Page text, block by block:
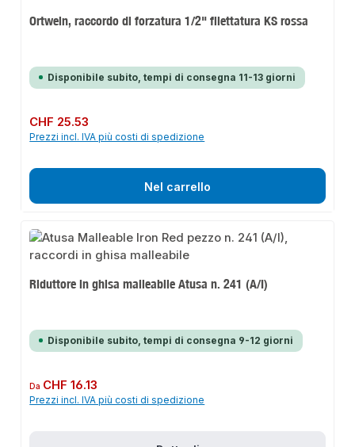
Ortwein, raccordo di forzatura 1/2" filettatura KS rossa
Disponibile subito, tempi di consegna 11-13 giorni
Prezzo normale:
CHF 25.53
Prezzi incl. IVA più costi di spedizione
Nel carrello
Riduttore in ghisa malleabile Atusa n. 241 (A/I)
Disponibile subito, tempi di consegna 9-12 giorni
Prezzo normale:
Da CHF 16.13
Prezzi incl. IVA più costi di spedizione